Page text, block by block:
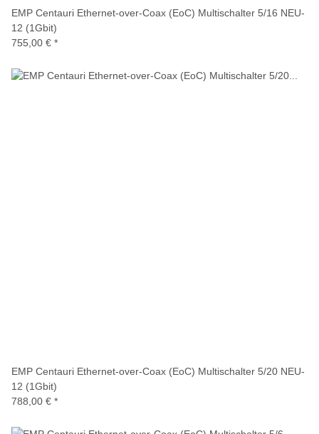
EMP Centauri Ethernet-over-Coax (EoC) Multischalter 5/16 NEU-
12 (1Gbit)
755,00 € *
EMP Centauri Ethernet-over-Coax (EoC) Multischalter 5/20 NEU-
12 (1Gbit)
788,00 € *